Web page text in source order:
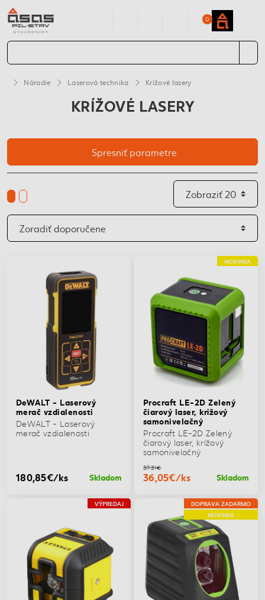
0
Náradie Laserová technika Krížové lasery
KRÍŽOVÉ LASERY
Spresniť parametre
DeWALT - Laserový
merač vzdialenosti
DeWALT - Laserový
merač vzdialenosti
180,85€/ks Skladom
NOVINKA
Procraft LE-2D Zelený
čiarový laser, krížový
samonivelačný
Procraft LE-2D Zelený
čiarový laser, krížový
samonivelačný
37,31€
36,05€/ks Skladom
VÝPREDAJ
DOPRAVA ZADARMO
NOVINKA